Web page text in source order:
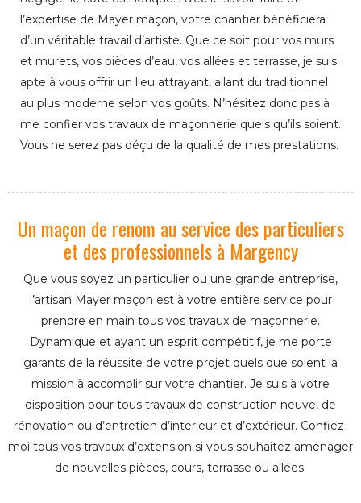
l’expertise de Mayer maçon, votre chantier bénéficiera
d’un véritable travail d’artiste. Que ce soit pour vos murs
et murets, vos pièces d’eau, vos allées et terrasse, je suis
apte à vous offrir un lieu attrayant, allant du traditionnel
au plus moderne selon vos goûts. N’hésitez donc pas à
me confier vos travaux de maçonnerie quels qu’ils soient.
Vous ne serez pas déçu de la qualité de mes prestations.
Un maçon de renom au service des particuliers
et des professionnels à Margency
Que vous soyez un particulier ou une grande entreprise,
l’artisan Mayer maçon est à votre entière service pour
prendre en main tous vos travaux de maçonnerie.
Dynamique et ayant un esprit compétitif, je me porte
garants de la réussite de votre projet quels que soient la
mission à accomplir sur votre chantier. Je suis à votre
disposition pour tous travaux de construction neuve, de
rénovation ou d’entretien d’intérieur et d’extérieur. Confiez-
moi tous vos travaux d’extension si vous souhaitez aménager
de nouvelles pièces, cours, terrasse ou allées.